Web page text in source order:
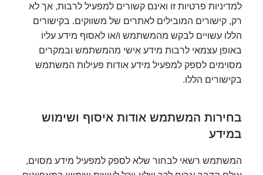
בחירות המשתמש אודות איסוף ושימוש
במידע
למדיניות פרטיות זו ואינם קשורים למפעיל לרבות, אך לא
רק, קישורים המובילים לאתרים של משווקים. בקישורים
הללו עשויים לבקש מהמשתמש ו/או לאסוף מידע עליו
באופן עצמאי לרבות מידע אישי מהמשתמש ובמקרים
מסוימים לספק למפעיל מידע אודות פעילות המשתמש
בקישורים הללו.
המשתמש רשאי לבחור שלא לספק למפעיל מידע מסוים,